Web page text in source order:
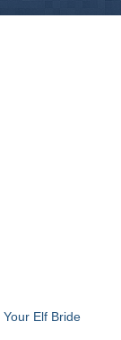
Elf Bride